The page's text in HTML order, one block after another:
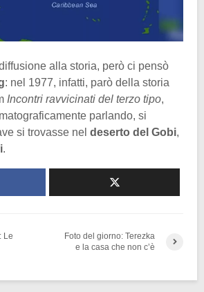
alla storia, però ci pensò
: nel 1977, infatti, parò della storia
Incontri ravvicinati del terzo tipo,
parlando, si
si trovasse nel deserto del Gobi,
.
Le
Foto del giorno: Terezka
e la casa che non c’è